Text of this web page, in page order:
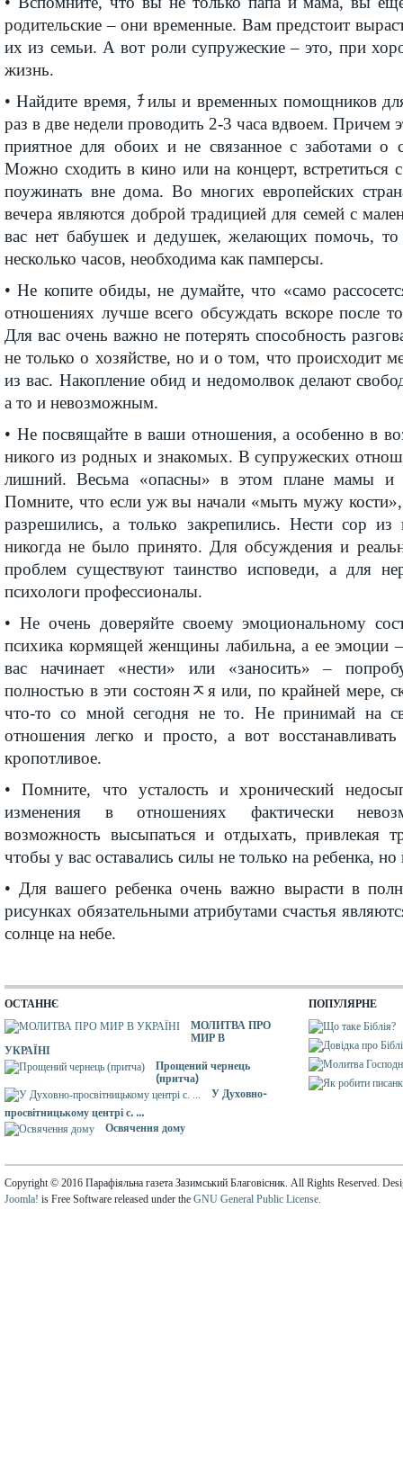
родительские – они временные. Вам предстоит
их из семьи. А вот роли супружеские – это, при
жизнь.
• Найдите время, ﾁилы и временных помощников
раз в две недели проводить 2-3 часа вдвоем. Причем
приятное для обоих и не связанное с заботами о
Можно сходить в кино или на концерт, встретиться
поужинать вне дома. Во многих европейских
вечера являются доброй традицией для семей с
вас нет бабушек и дедушек, желающих помочь,
несколько часов, необходима как памперсы.
• Не копите обиды, не думайте, что «само
отношениях лучше всего обсуждать вскоре после
Для вас очень важно не потерять способность
не только о хозяйстве, но и о том, что происходит
из вас. Накопление обид и недомолвок делают
а то и невозможным.
• Не посвящайте в ваши отношения, а особенно в
никого из родных и знакомых. В супружеских
лишний. Весьма «опасны» в этом плане мамы
Помните, что если уж вы начали «мыть мужу
разрешились, а только закрепились. Нести сор
никогда не было принято. Для обсуждения и
проблем существуют таинство исповеди, а для
психологи профессионалы.
• Не очень доверяйте своему эмоциональному
психика кормящей женщины лабильна, а ее эмоции
вас начинает «нести» или «заносить» –
полностью в эти состоянﾸя или, по крайней мере,
что-то со мной сегодня не то. Не принимай на
отношения легко и просто, а вот
кропотливое.
• Помните, что усталость и хронический
изменения в отношениях фактически
возможность высыпаться и отдыхать, привлекая
чтобы у вас оставались силы не только на ребенка,
• Для вашего ребенка очень важно вырасти в
рисунках обязательными атрибутами счастья
солнце на небе.
ОСТАННЄ
МОЛИТВА ПРО
МИР В
УКРАЇНІ
Прощений чернець
(притча)
У Духовно-
просвітницькому центрі с. ...
Освячення дому
ПОПУЛЯРНЕ
Copyright © 2016 Парафіяльна газета Зазимський Благовісник. All Rights Reserved.
Joomla! is Free Software released under the GNU General Public License.